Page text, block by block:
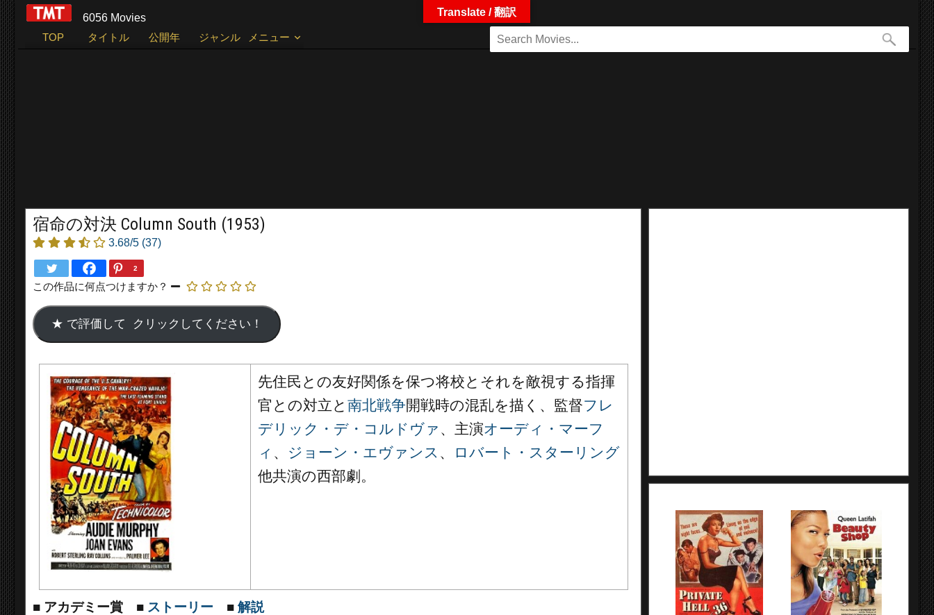
6056 Movies
TOP
タイトル 公開年 ジャンル メニュー
宿命の対決 Column South (1953)
3.68/5 (37)
2
この作品に何点つけますか？
先住民との友好関係を保つ将校とそれを敵視する指揮
官との対立と 南北戦争開戦時の混乱を描く、監督フレ
デリック・デ・コルドヴァ 、主演オーディ・マーフ
ィ 、 ジョーン・エヴァンス 、
ロバート・スターリング
他共演の西部劇。
■ アカデミー賞 ■ ストーリー ■ 解説
Translate / 翻訳